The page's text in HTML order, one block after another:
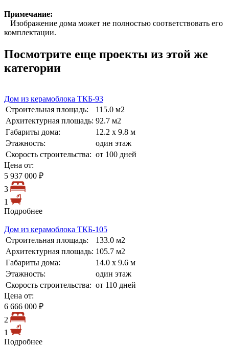
Примечание:
Изображение дома может не полностью соответствовать его
комплектации.
Посмотрите еще проекты из этой же
категории
Дом из керамоблока ТКБ-93
Строительная площадь:
115.0 м2
Архитектурная площадь: 92.7 м2
Габариты дома:
12.2 х 9.8 м
Этажность:
один этаж
Скорость строительства: от 100 дней
Цена от:
5 937 000 ₽
3
1
Подробнее
Дом из керамоблока ТКБ-105
Строительная площадь:
133.0 м2
Архитектурная площадь: 105.7 м2
Габариты дома:
14.0 х 9.6 м
Этажность:
один этаж
Скорость строительства: от 110 дней
Цена от:
6 666 000 ₽
2
1
Подробнее